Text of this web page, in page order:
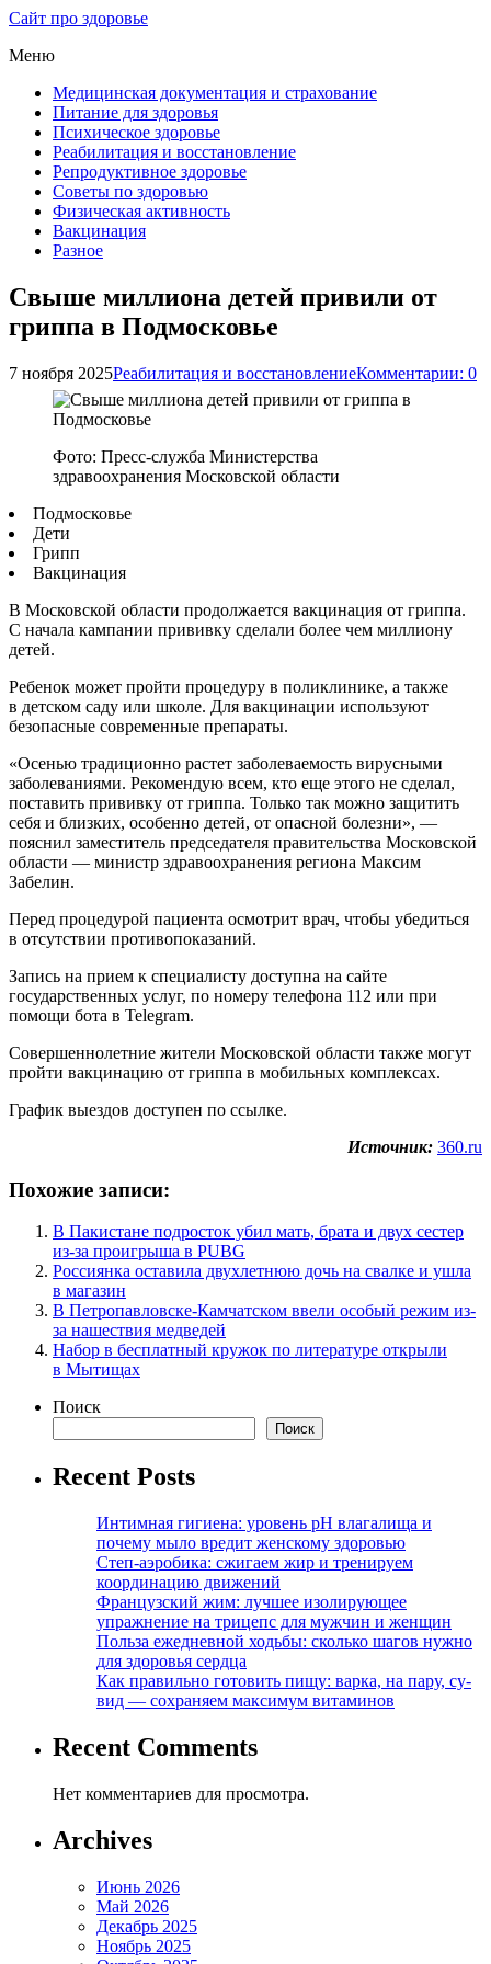
Сайт про здоровье
Меню
Медицинская документация и страхование
Питание для здоровья
Психическое здоровье
Реабилитация и восстановление
Репродуктивное здоровье
Советы по здоровью
Физическая активность
Вакцинация
Разное
Свыше миллиона детей привили от
гриппа в Подмосковье
7 ноября 2025Реабилитация и восстановлениеКомментарии: 0
Фото: Пресс-служба Министерства
здравоохранения Московской области
Подмосковье
Дети
Грипп
Вакцинация
В Московской области продолжается вакцинация от гриппа.
С начала кампании прививку сделали более чем миллиону
детей.
Ребенок может пройти процедуру в поликлинике, а также
в детском саду или школе. Для вакцинации используют
безопасные современные препараты.
«Осенью традиционно растет заболеваемость вирусными
заболеваниями. Рекомендую всем, кто еще этого не сделал,
поставить прививку от гриппа. Только так можно защитить
себя и близких, особенно детей, от опасной болезни», —
пояснил заместитель председателя правительства Московской
области — министр здравоохранения региона Максим
Забелин.
Перед процедурой пациента осмотрит врач, чтобы убедиться
в отсутствии противопоказаний.
Запись на прием к специалисту доступна на сайте
государственных услуг, по номеру телефона 112 или при
помощи бота в Telegram.
Совершеннолетние жители Московской области также могут
пройти вакцинацию от гриппа в мобильных комплексах.
График выездов доступен по ссылке.
Источник: 360.ru
Похожие записи:
В Пакистане подросток убил мать, брата и двух сестер
из-за проигрыша в PUBG
Россиянка оставила двухлетнюю дочь на свалке и ушла
в магазин
В Петропавловске-Камчатском ввели особый режим из-
за нашествия медведей
Набор в бесплатный кружок по литературе открыли
в Мытищах
Поиск
Поиск
Recent Posts
Интимная гигиена: уровень pH влагалища и
почему мыло вредит женскому здоровью
Степ-аэробика: сжигаем жир и тренируем
координацию движений
Французский жим: лучшее изолирующее
упражнение на трицепс для мужчин и женщин
Польза ежедневной ходьбы: сколько шагов нужно
для здоровья сердца
Как правильно готовить пищу: варка, на пару, су-
вид — сохраняем максимум витаминов
Recent Comments
Нет комментариев для просмотра.
Archives
Июнь 2026
Май 2026
Декабрь 2025
Ноябрь 2025